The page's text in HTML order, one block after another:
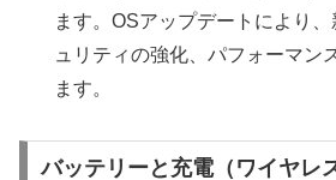
ます。OSアップデートにより
ュリティの強化、パフォーマン
ます。
バッテリーと充電（ワイヤレ